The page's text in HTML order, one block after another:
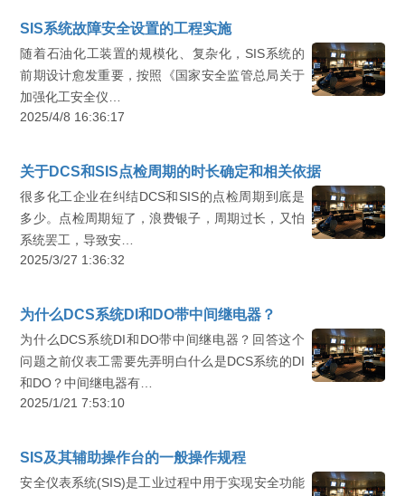
SIS系统故障安全设置的工程实施
随着石油化工装置的规模化、复杂化，SIS系统的
前期设计愈发重要，按照《国家安全监管总局关于
加强化工安全仪…
2025/4/8 16:36:17
关于DCS和SIS点检周期的时长确定和相关依据
很多化工企业在纠结DCS和SIS的点检周期到底是
多少。点检周期短了，浪费银子，周期过长，又怕
系统罢工，导致安…
2025/3/27 1:36:32
为什么DCS系统DI和DO带中间继电器？
为什么DCS系统DI和DO带中间继电器？回答这个
问题之前仪表工需要先弄明白什么是DCS系统的DI
和DO？中间继电器有…
2025/1/21 7:53:10
SIS及其辅助操作台的一般操作规程
安全仪表系统(SIS)是工业过程中用于实现安全功能